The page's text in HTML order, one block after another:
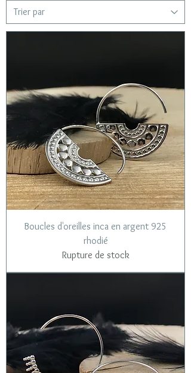
Boucles d'oreilles inca en argent 925
rhodié
Rupture de stock